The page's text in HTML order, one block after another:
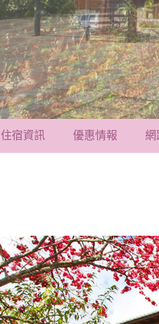
住宿資訊 優惠情報 網